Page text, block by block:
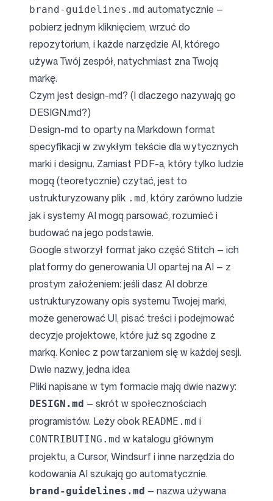
Kontakt
Zaloguj się Zarejestruj się
Obserwuj nas
brand-guidelines.md automatycznie —
pobierz jednym kliknięciem, wrzuć do
repozytorium, i każde narzędzie AI, którego
używa Twój zespół, natychmiast zna Twoją
markę.
Czym jest design-md? (I dlaczego nazywają go
DESIGN.md?)
Design-md to oparty na Markdown format
specyfikacji w zwykłym tekście dla wytycznych
marki i designu. Zamiast PDF-a, który tylko ludzie
mogą (teoretycznie) czytać, jest to
ustrukturyzowany plik .md, który zarówno ludzie
jak i systemy AI mogą parsować, rozumieć i
budować na jego podstawie.
Google stworzył format jako część Stitch — ich
platformy do generowania UI opartej na AI — z
prostym założeniem: jeśli dasz AI dobrze
ustrukturyzowany opis systemu Twojej marki,
może generować UI, pisać treści i podejmować
decyzje projektowe, które już są zgodne z
marką. Koniec z powtarzaniem się w każdej sesji.
Dwie nazwy, jedna idea
Pliki napisane w tym formacie mają dwie nazwy:
DESIGN.md — skrót w społecznościach
programistów. Leży obok README.md i
CONTRIBUTING.md w katalogu głównym
projektu, a Cursor, Windsurf i inne narzędzia do
kodowania AI szukają go automatycznie.
brand-guidelines.md — nazwa używana